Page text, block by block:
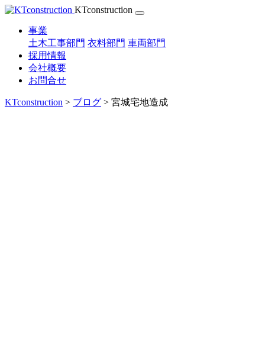
Skip
content
KTconstruction
事業
土木工事部門 衣料部門 車両部門
採用情報
会社概要
お問合せ
KTconstruction > ブログ > 宮城宅地造成